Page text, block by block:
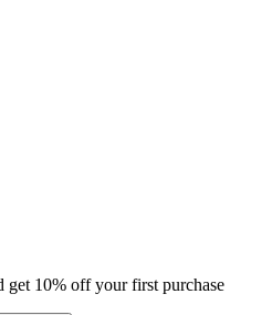
get 10% off your first purchase